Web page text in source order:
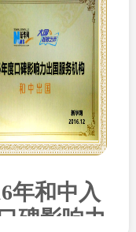
年和中入
碑影响力